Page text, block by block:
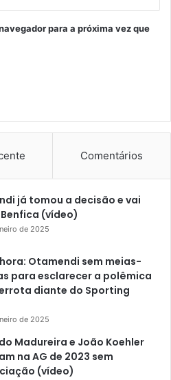
para a próxima vez que
Comentários
já tomou a decisão e vai
(vídeo)
de 2025
Otamendi sem meias-
para esclarecer a polêmica
diante do Sporting
de 2025
Madureira e João Koehler
na AG de 2023 sem
(vídeo)